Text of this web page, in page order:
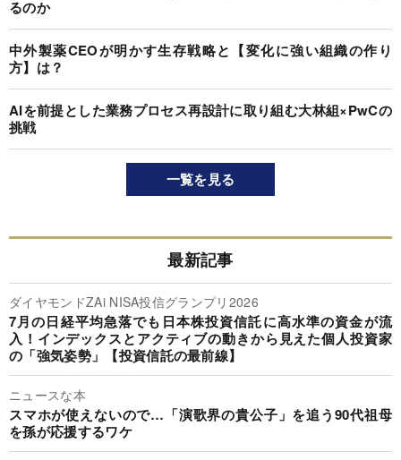
るのか
中外製薬CEOが明かす生存戦略と【変化に強い組織の作り
方】は？
AIを前提とした業務プロセス再設計に取り組む大林組×PwCの
挑戦
一覧を見る
最新記事
ダイヤモンドZAi NISA投信グランプリ2026
7月の日経平均急落でも日本株投資信託に高水準の資金が流
入！インデックスとアクティブの動きから見えた個人投資家
の「強気姿勢」【投資信託の最前線】
ニュースな本
スマホが使えないので…「演歌界の貴公子」を追う90代祖母
を孫が応援するワケ